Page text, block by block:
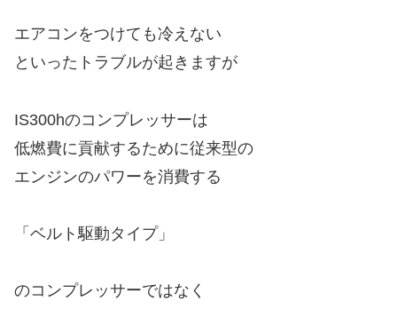
エアコンをつけても冷えない
といったトラブルが起きますが
IS300hのコンプレッサーは
低燃費に貢献するために従来型の
エンジンのパワーを消費する
「ベルト駆動タイプ」
のコンプレッサーではなく